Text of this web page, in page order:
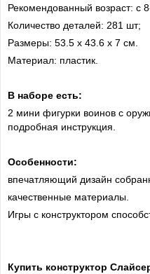
Рекомендованный возраст: c
Количество деталей: 281 шт;
Размеры: 53.5 х 43.6 х 7 см.
Материал: пластик.
В наборе есть:
2 мини фигурки воинов с
подробная инструкция.
Особенности:
впечатляющий дизайн
качественные материалы.
Игры с конструктором
Купить конструктор